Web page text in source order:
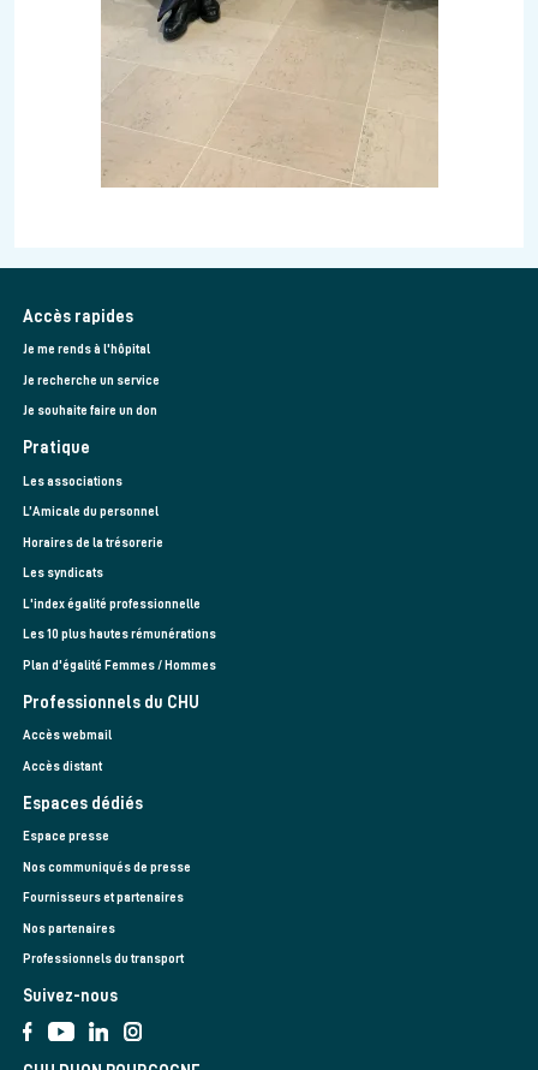
Accès rapides
Je me rends à l'hôpital
Je recherche un service
Je souhaite faire un don
Pratique
Les associations
L’Amicale du personnel
Horaires de la trésorerie
Les syndicats
L'index égalité professionnelle
Les 10 plus hautes rémunérations
Plan d'égalité Femmes / Hommes
Professionnels du CHU
Accès webmail
Accès distant
Espaces dédiés
Espace presse
Nos communiqués de presse
Fournisseurs et partenaires
Nos partenaires
Professionnels du transport
Suivez-nous